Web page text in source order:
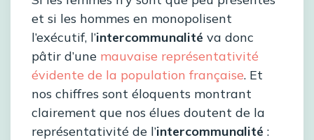
et si les hommes en monopolisent
l’exécutif, l’intercommunalité va donc
pâtir d’une mauvaise représentativité
évidente de la population française. Et
nos chiffres sont éloquents montrant
clairement que nos élues doutent de la
représentativité de l’intercommunalité :